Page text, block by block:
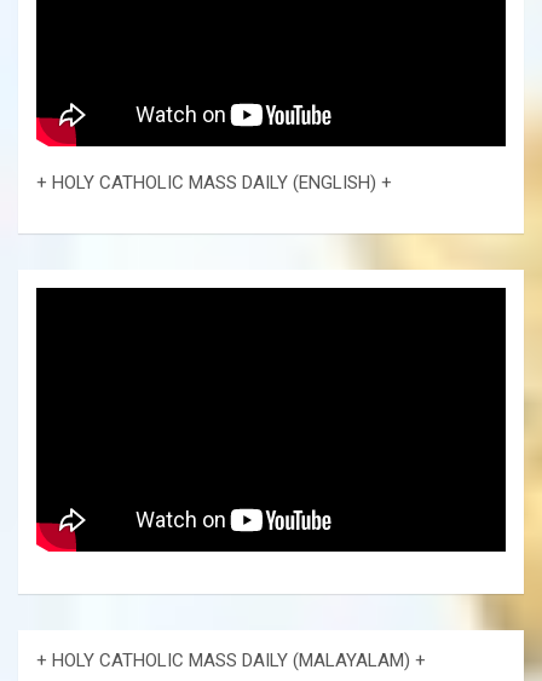
+ HOLY CATHOLIC MASS DAILY (ENGLISH) +
+ HOLY CATHOLIC MASS DAILY (MALAYALAM) +